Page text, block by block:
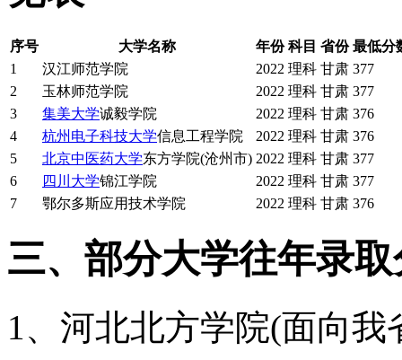
序号 大学名称 年份 科目 省份 最低分
1
汉江师范学院 2022 理科 甘肃 377
2
玉林师范学院 2022 理科 甘肃 377
3
集美大学诚毅学院 2022 理科 甘肃 376
4
杭州 电子科技大学信息工程学院 2022 理科 甘肃 376
5
北京中医药大学东方学院(沧州市) 2022 理科 甘肃 377
6
四川大学锦江学院 2022 理科 甘肃 377
7
鄂尔多斯应用技术学院 2022 理科 甘肃 376
三、部分大学往年录
1、河北北方学院(面向